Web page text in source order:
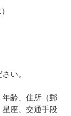
い。
齢、住所（郵
座、交通手段